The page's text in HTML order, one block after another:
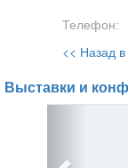
Телефон:
<< Назад в
Выставки и